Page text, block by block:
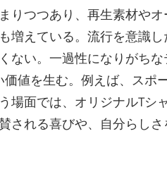
りつつあり、再生素材や
増えている。流行を意識
ない。一過性になりがち
値を生む。例えば、スポ
面では、オリジナルTシ
される喜びや、自分らし